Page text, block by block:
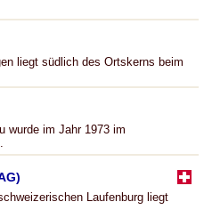
liegt südlich des Ortskerns beim
wurde im Jahr 1973 im
Laufenburg liegt